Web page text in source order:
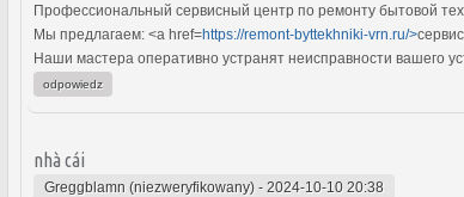
Профессиональный сервисный центр по ремонту бытовой
Мы предлагаем: <a href=https://remont-byttekhniki-vrn.ru/>
Наши мастера оперативно устранят неисправности вашего
odpowiedz
nhà cái
Greggblamn (niezweryfikowany) - 2024-10-10 20:38